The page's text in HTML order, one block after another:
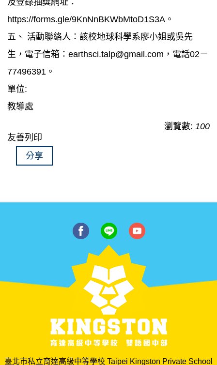
https://forms.gle/9KnNnBKWbMtoD1S3A。
五、 活動聯絡人：該校地球科學系廖小姐或吳先
生，電子信箱：earthsci.talp@gmail.com，電話02－
77496391。
單位:
教導處
瀏覽數: 100
友善列印
分享
臺北市私立育達高級中等學校 Taipei Kingston Private School